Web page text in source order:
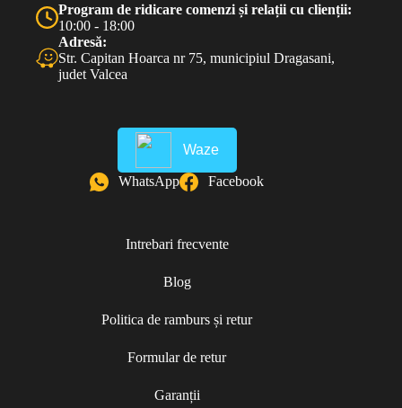
Program de ridicare comenzi și relații cu clienții:
10:00 - 18:00
Adresă:
Str. Capitan Hoarca nr 75, municipiul Dragasani,
judet Valcea
Waze
WhatsApp Facebook
Intrebari frecvente
Blog
Politica de ramburs și retur
Formular de retur
Garanții